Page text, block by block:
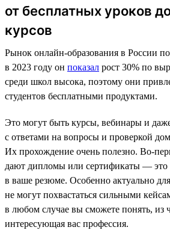
от бесплатных уроков
курсов
Рынок онлайн-образования в России
в 2023 году он показал рост 30% по
среди школ высока, поэтому они
студентов бесплатными продуктами.
Это могут быть курсы, вебинары и
с ответами на вопросы и проверкой
Их прохождение очень полезно. Во-
дают дипломы или сертификаты — это
в ваше резюме. Особенно актуально
не могут похвастаться сильными
в любом случае вы сможете понять, из
интересующая вас профессия.